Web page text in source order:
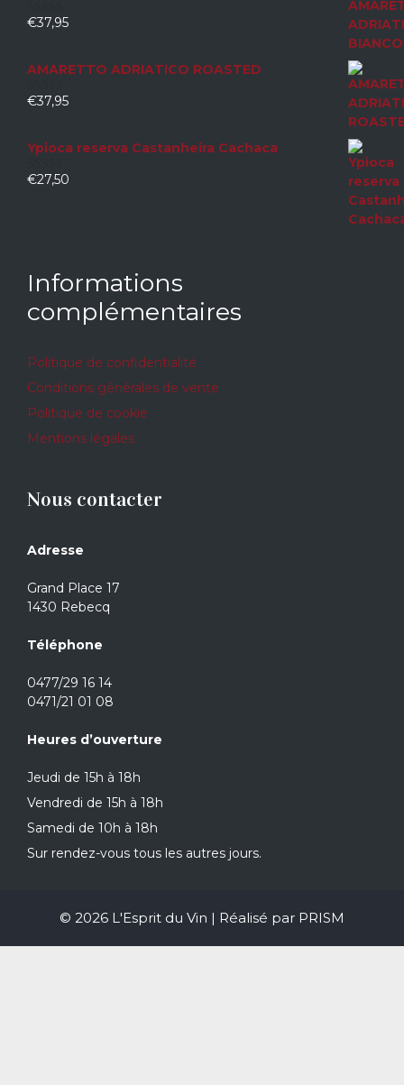
0
€37,95
AMARETTO ADRIATICO ROASTED
0
€37,95
Ypioca reserva Castanheira Cachaca
0
€27,50
Informations
complémentaires
Politique de confidentialité
Conditions générales de vente
Politique de cookie
Mentions légales
Nous contacter
Adresse
Grand Place 17
1430 Rebecq
Téléphone
0477/29 16 14
0471/21 01 08
Heures d’ouverture
Jeudi de 15h à 18h
Vendredi de 15h à 18h
Samedi de 10h à 18h
Sur rendez-vous tous les autres jours.
© 2026 L'Esprit du Vin | Réalisé par PRISM